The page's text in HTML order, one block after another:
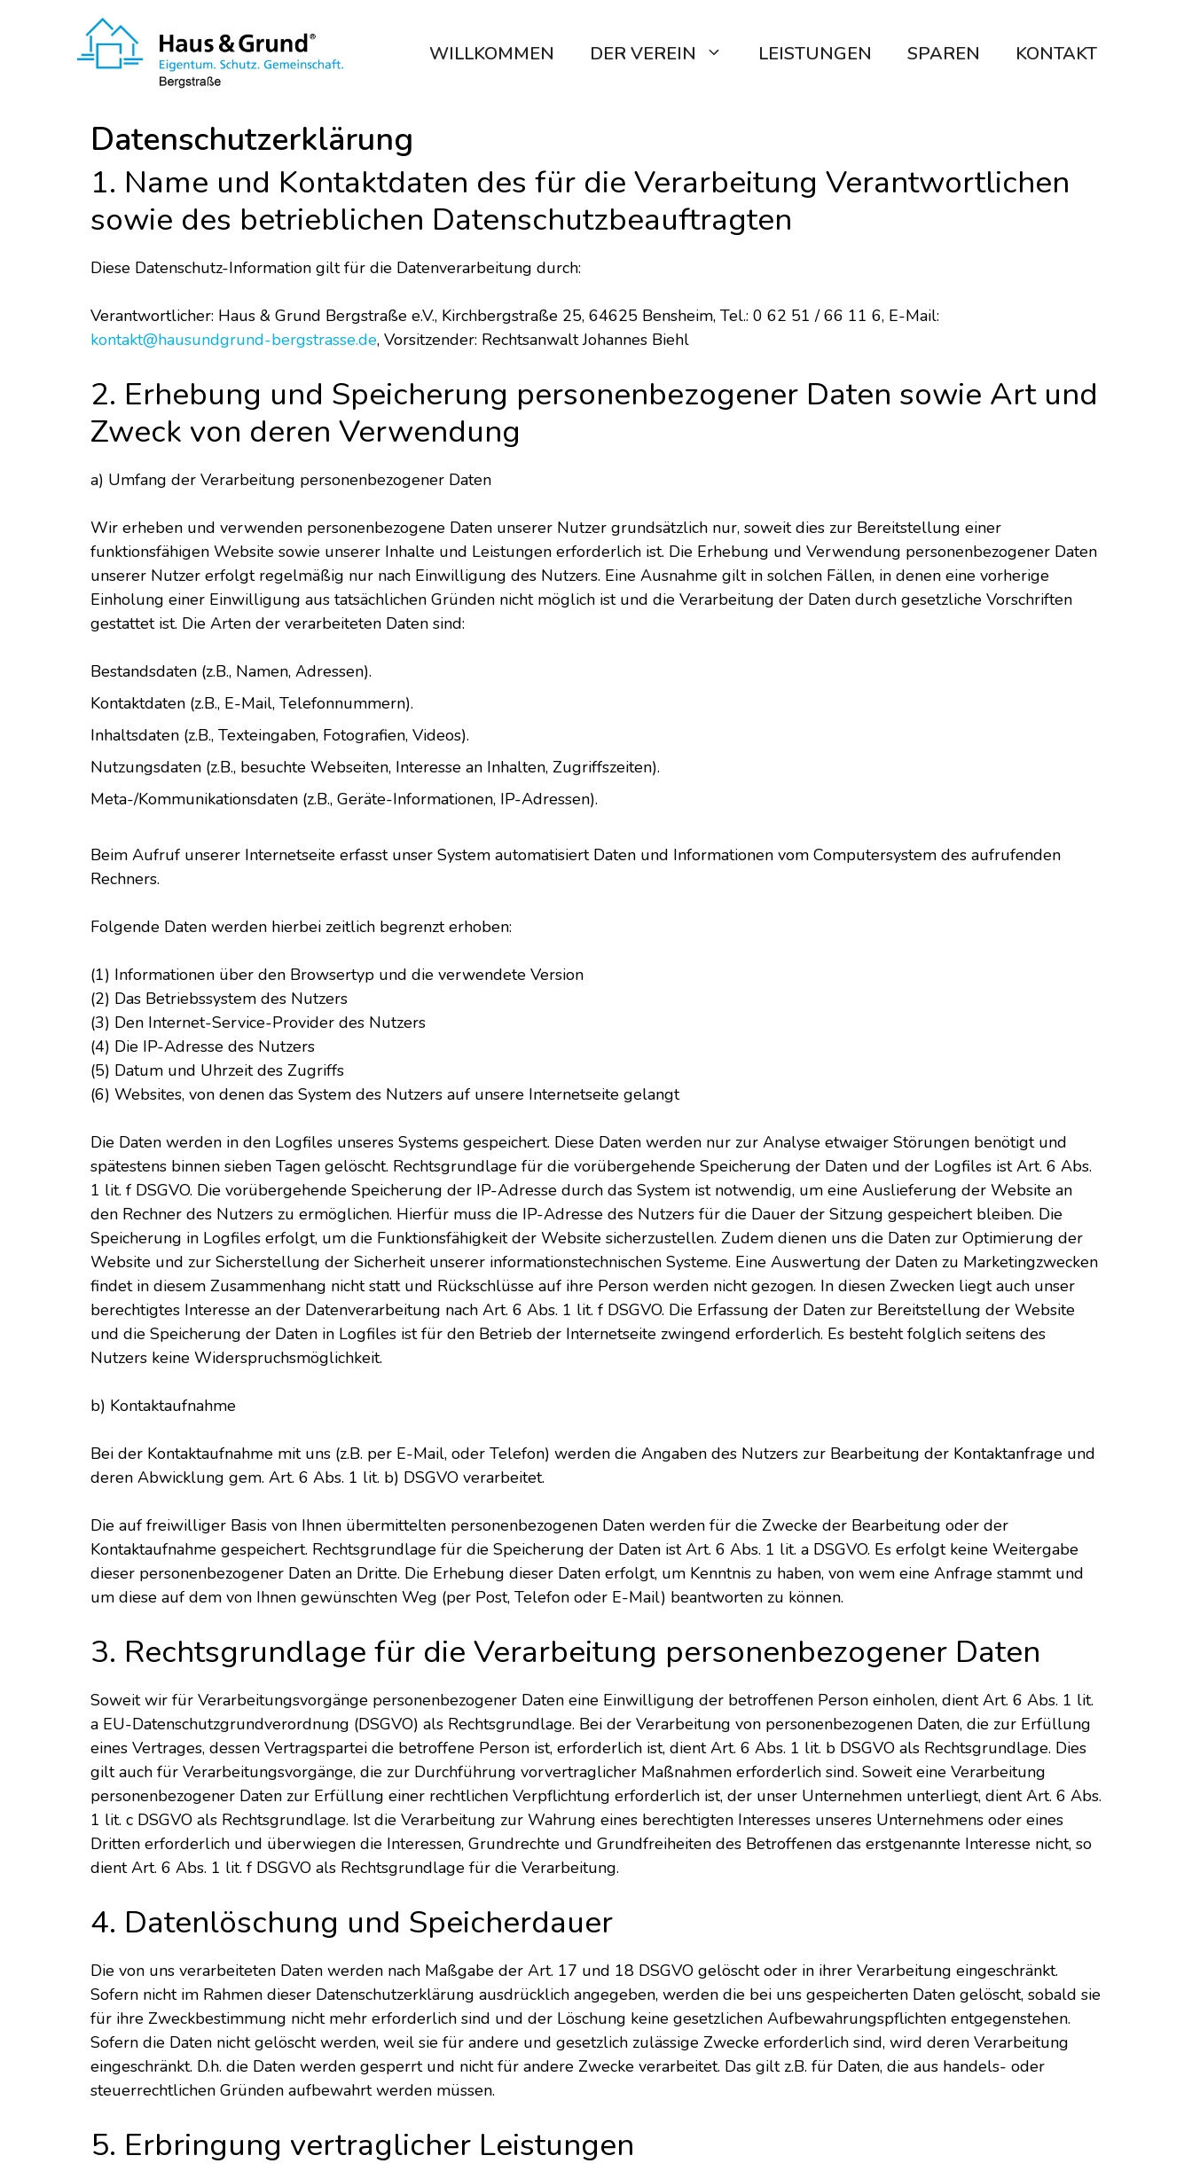
WILLKOMMEN DER VEREIN LEISTUNGEN SPAREN KONTAKT
Datenschutzerklärung
1. Name und Kontaktdaten des für die Verarbeitung Verantwortlichen
sowie des betrieblichen Datenschutzbeauftragten
Diese Datenschutz-Information gilt für die Datenverarbeitung durch:
Verantwortlicher: Haus & Grund Bergstraße e.V., Kirchbergstraße 25, 64625 Bensheim, Tel.: 0 62 51 / 66 11 6, E-Mail:
kontakt@hausundgrund-bergstrasse.de, Vorsitzender: Rechtsanwalt Johannes Biehl
2. Erhebung und Speicherung personenbezogener Daten sowie Art und
Zweck von deren Verwendung
a) Umfang der Verarbeitung personenbezogener Daten
Wir erheben und verwenden personenbezogene Daten unserer Nutzer grundsätzlich nur, soweit dies zur Bereitstellung einer
funktionsfähigen Website sowie unserer Inhalte und Leistungen erforderlich ist. Die Erhebung und Verwendung personenbezogener Daten
unserer Nutzer erfolgt regelmäßig nur nach Einwilligung des Nutzers. Eine Ausnahme gilt in solchen Fällen, in denen eine vorherige
Einholung einer Einwilligung aus tatsächlichen Gründen nicht möglich ist und die Verarbeitung der Daten durch gesetzliche Vorschriften
gestattet ist. Die Arten der verarbeiteten Daten sind:
Bestandsdaten (z.B., Namen, Adressen).
Kontaktdaten (z.B., E-Mail, Telefonnummern).
Inhaltsdaten (z.B., Texteingaben, Fotografien, Videos).
Nutzungsdaten (z.B., besuchte Webseiten, Interesse an Inhalten, Zugriffszeiten).
Meta-/Kommunikationsdaten (z.B., Geräte-Informationen, IP-Adressen).
Beim Aufruf unserer Internetseite erfasst unser System automatisiert Daten und Informationen vom Computersystem des aufrufenden
Rechners.
Folgende Daten werden hierbei zeitlich begrenzt erhoben:
(1) Informationen über den Browsertyp und die verwendete Version
(2) Das Betriebssystem des Nutzers
(3) Den Internet-Service-Provider des Nutzers
(4) Die IP-Adresse des Nutzers
(5) Datum und Uhrzeit des Zugriffs
(6) Websites, von denen das System des Nutzers auf unsere Internetseite gelangt
Die Daten werden in den Logfiles unseres Systems gespeichert. Diese Daten werden nur zur Analyse etwaiger Störungen benötigt und
spätestens binnen sieben Tagen gelöscht. Rechtsgrundlage für die vorübergehende Speicherung der Daten und der Logfiles ist Art. 6 Abs.
1 lit. f DSGVO. Die vorübergehende Speicherung der IP-Adresse durch das System ist notwendig, um eine Auslieferung der Website an
den Rechner des Nutzers zu ermöglichen. Hierfür muss die IP-Adresse des Nutzers für die Dauer der Sitzung gespeichert bleiben. Die
Speicherung in Logfiles erfolgt, um die Funktionsfähigkeit der Website sicherzustellen. Zudem dienen uns die Daten zur Optimierung der
Website und zur Sicherstellung der Sicherheit unserer informationstechnischen Systeme. Eine Auswertung der Daten zu Marketingzwecken
findet in diesem Zusammenhang nicht statt und Rückschlüsse auf ihre Person werden nicht gezogen. In diesen Zwecken liegt auch unser
berechtigtes Interesse an der Datenverarbeitung nach Art. 6 Abs. 1 lit. f DSGVO. Die Erfassung der Daten zur Bereitstellung der Website
und die Speicherung der Daten in Logfiles ist für den Betrieb der Internetseite zwingend erforderlich. Es besteht folglich seitens des
Nutzers keine Widerspruchsmöglichkeit.
b) Kontaktaufnahme
Bei der Kontaktaufnahme mit uns (z.B. per E-Mail, oder Telefon) werden die Angaben des Nutzers zur Bearbeitung der Kontaktanfrage und
deren Abwicklung gem. Art. 6 Abs. 1 lit. b) DSGVO verarbeitet.
Die auf freiwilliger Basis von Ihnen übermittelten personenbezogenen Daten werden für die Zwecke der Bearbeitung oder der
Kontaktaufnahme gespeichert. Rechtsgrundlage für die Speicherung der Daten ist Art. 6 Abs. 1 lit. a DSGVO. Es erfolgt keine Weitergabe
dieser personenbezogener Daten an Dritte. Die Erhebung dieser Daten erfolgt, um Kenntnis zu haben, von wem eine Anfrage stammt und
um diese auf dem von Ihnen gewünschten Weg (per Post, Telefon oder E-Mail) beantworten zu können.
3. Rechtsgrundlage für die Verarbeitung personenbezogener Daten
Soweit wir für Verarbeitungsvorgänge personenbezogener Daten eine Einwilligung der betroffenen Person einholen, dient Art. 6 Abs. 1 lit.
a EU-Datenschutzgrundverordnung (DSGVO) als Rechtsgrundlage. Bei der Verarbeitung von personenbezogenen Daten, die zur Erfüllung
eines Vertrages, dessen Vertragspartei die betroffene Person ist, erforderlich ist, dient Art. 6 Abs. 1 lit. b DSGVO als Rechtsgrundlage. Dies
gilt auch für Verarbeitungsvorgänge, die zur Durchführung vorvertraglicher Maßnahmen erforderlich sind. Soweit eine Verarbeitung
personenbezogener Daten zur Erfüllung einer rechtlichen Verpflichtung erforderlich ist, der unser Unternehmen unterliegt, dient Art. 6 Abs.
1 lit. c DSGVO als Rechtsgrundlage. Ist die Verarbeitung zur Wahrung eines berechtigten Interesses unseres Unternehmens oder eines
Dritten erforderlich und überwiegen die Interessen, Grundrechte und Grundfreiheiten des Betroffenen das erstgenannte Interesse nicht, so
dient Art. 6 Abs. 1 lit. f DSGVO als Rechtsgrundlage für die Verarbeitung.
4. Datenlöschung und Speicherdauer
Die von uns verarbeiteten Daten werden nach Maßgabe der Art. 17 und 18 DSGVO gelöscht oder in ihrer Verarbeitung eingeschränkt.
Sofern nicht im Rahmen dieser Datenschutzerklärung ausdrücklich angegeben, werden die bei uns gespeicherten Daten gelöscht, sobald sie
für ihre Zweckbestimmung nicht mehr erforderlich sind und der Löschung keine gesetzlichen Aufbewahrungspflichten entgegenstehen.
Sofern die Daten nicht gelöscht werden, weil sie für andere und gesetzlich zulässige Zwecke erforderlich sind, wird deren Verarbeitung
eingeschränkt. D.h. die Daten werden gesperrt und nicht für andere Zwecke verarbeitet. Das gilt z.B. für Daten, die aus handels- oder
steuerrechtlichen Gründen aufbewahrt werden müssen.
5. Erbringung vertraglicher Leistungen